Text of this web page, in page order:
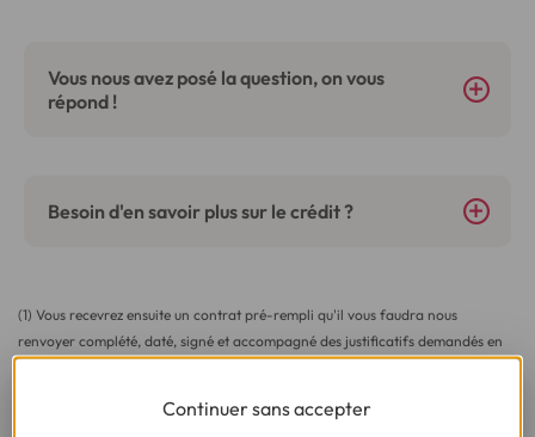
Vous nous avez posé la question, on vous
répond !
Besoin d'en savoir plus sur le crédit ?
(1) Vous recevrez ensuite un contrat pré-rempli qu'il vous faudra nous
renvoyer complété, daté, signé et accompagné des justificatifs demandés en
(2) Sous réserve d’acceptation de votre dossier et à l’issue du délai légal de
Continuer sans accepter